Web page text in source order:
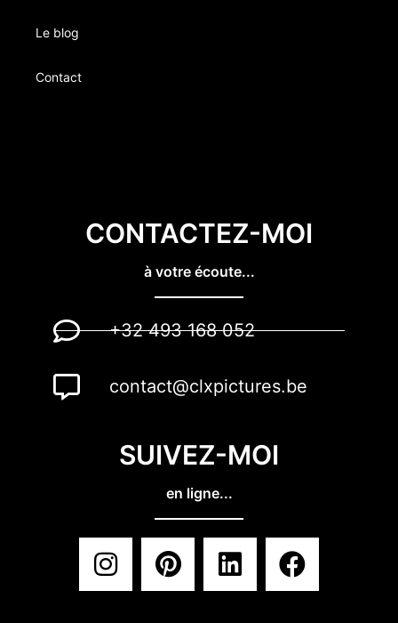
Le blog
Contact
CONTACTEZ-MOI
à votre écoute...
+32 493 168 052
contact@clxpictures.be
SUIVEZ-MOI
en ligne...